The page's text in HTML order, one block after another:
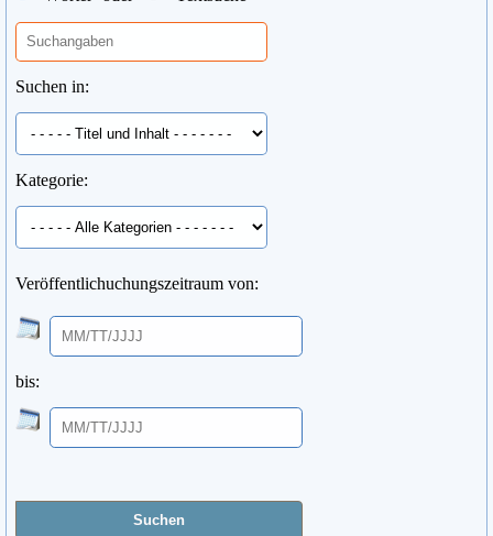
Suchen in:
Kategorie:
Veröffentlichuchungszeitraum von:
bis: